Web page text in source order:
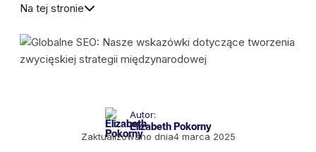
Na tej stronie
Autor:
Elizabeth Pokorny
Zaktualizowano dnia4 marca 2025